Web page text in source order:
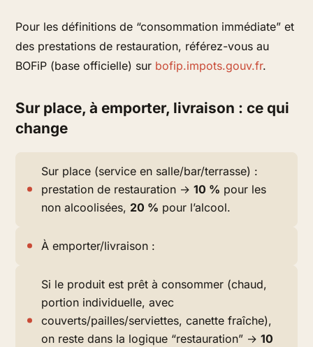
Pour les définitions de “consommation immédiate” et
des prestations de restauration, référez-vous au
BOFiP (base officielle) sur bofip.impots.gouv.fr.
Sur place, à emporter, livraison : ce qui
change
Sur place (service en salle/bar/terrasse) :
prestation de restauration →10 % pour les
non alcoolisées, 20 % pour l’alcool.
À emporter/livraison :
Si le produit est prêt à consommer (chaud,
portion individuelle, avec
couverts/pailles/serviettes, canette fraîche),
on reste dans la logique “restauration” →10